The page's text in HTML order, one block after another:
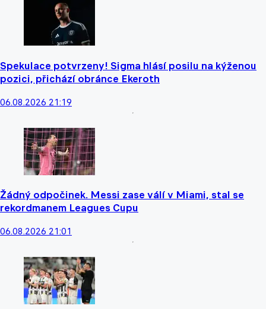
Spekulace potvrzeny! Sigma hlásí posilu na kýženou
pozici, přichází obránce Ekeroth
06.08.2026 21:19
Žádný odpočinek. Messi zase válí v Miami, stal se
rekordmanem Leagues Cupu
06.08.2026 21:01